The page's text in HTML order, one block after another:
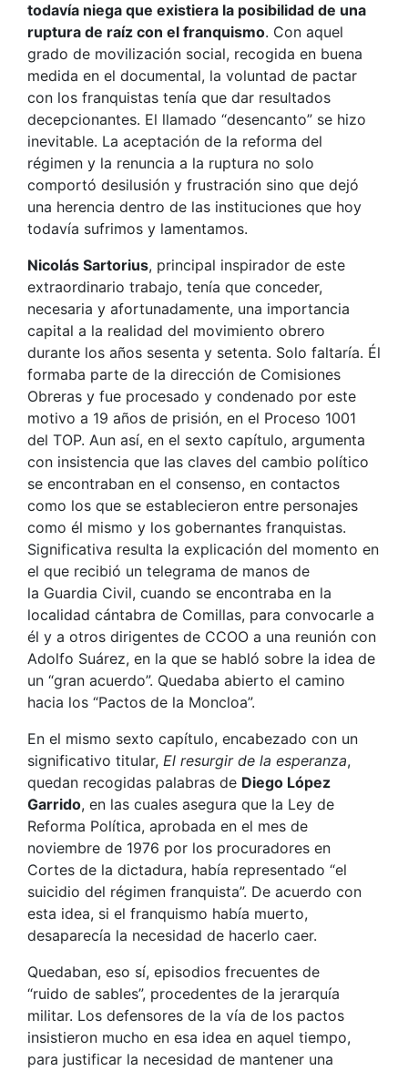
todavía niega que existiera la posibilidad de una
ruptura de raíz con el franquismo. Con aquel
grado de movilización social, recogida en buena
medida en el documental, la voluntad de pactar
con los franquistas tenía que dar resultados
decepcionantes. El llamado “desencanto” se hizo
inevitable. La aceptación de la reforma del
régimen y la renuncia a la ruptura no solo
comportó desilusión y frustración sino que dejó
una herencia dentro de las instituciones que hoy
todavía sufrimos y lamentamos.
Nicolás Sartorius, principal inspirador de este
extraordinario trabajo, tenía que conceder,
necesaria y afortunadamente, una importancia
capital a la realidad del movimiento obrero
durante los años sesenta y setenta. Solo faltaría. Él
formaba parte de la dirección de Comisiones
Obreras y fue procesado y condenado por este
motivo a 19 años de prisión, en el Proceso 1001
del TOP. Aun así, en el sexto capítulo, argumenta
con insistencia que las claves del cambio político
se encontraban en el consenso, en contactos
como los que se establecieron entre personajes
como él mismo y los gobernantes franquistas.
Significativa resulta la explicación del momento en
el que recibió un telegrama de manos de
la Guardia Civil, cuando se encontraba en la
localidad cántabra de Comillas, para convocarle a
él y a otros dirigentes de CCOO a una reunión con
Adolfo Suárez, en la que se habló sobre la idea de
un “gran acuerdo”. Quedaba abierto el camino
hacia los “Pactos de la Moncloa”.
En el mismo sexto capítulo, encabezado con un
significativo titular, El resurgirde la esperanza,
quedan recogidas palabras de Diego López
Garrido, en las cuales asegura que la Ley de
Reforma Política, aprobada en el mes de
noviembre de 1976 por los procuradores en
Cortes de la dictadura, había representado “el
suicidio del régimen franquista”. De acuerdo con
esta idea, si el franquismo había muerto,
desaparecía la necesidad de hacerlo caer.
Quedaban, eso sí, episodios frecuentes de
“ruido de sables”, procedentes de la jerarquía
militar. Los defensores de la vía de los pactos
insistieron mucho en esa idea en aquel tiempo,
para justificar la necesidad de mantener una